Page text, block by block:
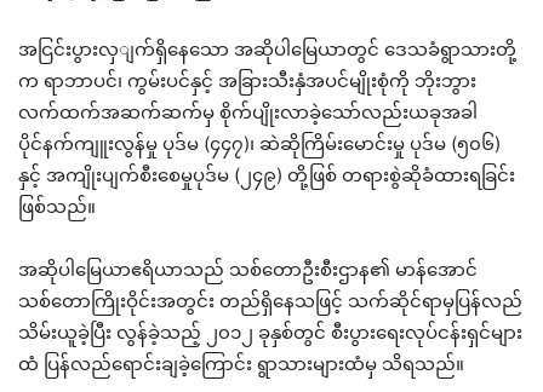
အငြင်းပွားလှျက်ရှိနေသော အဆိုပါမြေယာတွင် ဒေသခံရွာသားတို့
က ရာဘာပင်၊ ကွမ်းပင်နှင့် အခြားသီးနှံအပင်မျိုးစုံကို ဘိုးဘွား
လက်ထက်အဆက်ဆက်မှ စိုက်ပျိုးလာခဲ့သော်လည်းယခုအခါ
ပိုင်နက်ကျူးလွန်မှု ပုဒ်မ (၄၄၇)၊ ဆဲဆိုကြိမ်းမောင်းမှု ပုဒ်မ (၅၀၆)
နှင့် အကျိုးပျက်စီးစေမှုပုဒ်မ (၂၄၉) တို့ဖြစ် တရားစွဲဆိုခံထားရခြင်း
ဖြစ်သည်။
အဆိုပါမြေယာဧရိယာသည် သစ်တောဦးစီးဌာန၏ မာန်အောင်
သစ်တောကြိုးဝိုင်းအတွင်း တည်ရှိနေသဖြင့် သက်ဆိုင်ရာမှပြန်လည်
သိမ်းယူခဲ့ပြီး လွန်ခဲ့သည့် ၂၀၁၂ ခုနှစ်တွင် စီးပွားရေးလုပ်ငန်းရှင်များ
ထံ ပြန်လည်ရောင်းချခဲ့ကြောင်း ရွာသားများထံမှ သိရသည်။